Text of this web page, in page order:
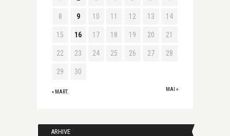
« MART. MAI »
8 9 10 11 12 13 14
15 16 17 18 19 20 21
22 23 24 25 26 27 28
29 30
ARHIVE